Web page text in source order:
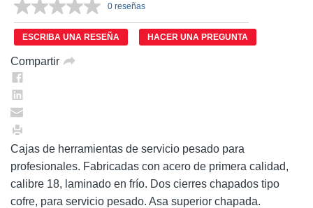
Sin
puntuación.
Enlace
en
0 reseñas
ESCRIBA UNA RESEÑA HACER UNA PREGUNTA
Compartir
Cajas de herramientas de servicio pesado para
profesionales. Fabricadas con acero de primera calidad,
calibre 18, laminado en frío. Dos cierres chapados tipo
cofre, para servicio pesado. Asa superior chapada.